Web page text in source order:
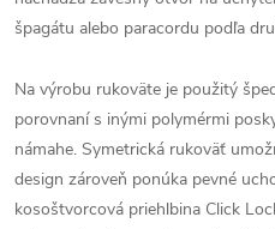
špagátu alebo paracordu podľa
Na výrobu rukoväte je použitý
porovnaní s inými polymérmi
námahe. Symetrická rukoväť
design zároveň ponúka pevné
kosoštvorcová priehlbina Click